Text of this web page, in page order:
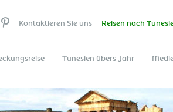
Kontaktieren Sie uns Reisen nach
Tunesien übers Jahr